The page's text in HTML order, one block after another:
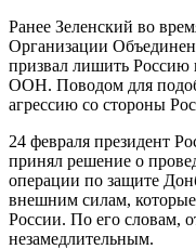
Ранее Зеленский во
Организации
призвал лишить Россию
ООН. Поводом для
агрессию со стороны
24 февраля президент
принял решение о
операции по защите
внешним силам, которые
России. По его словам,
незамедлительным.